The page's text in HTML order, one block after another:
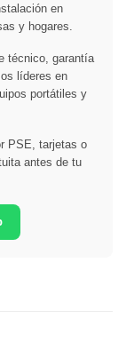
en
y hogares.
técnico, garantía
líderes en
portátiles y
PSE, tarjetas o
antes de tu